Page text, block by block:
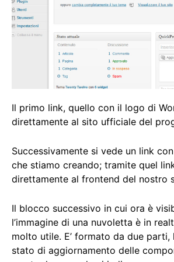
Il primo link, quello con il logo di
direttamente al sito ufficiale del
Successivamente si vede un link
che stiamo creando; tramite quel
direttamente al frontend del nostro
Il blocco successivo in cui ora è
l’immagine di una nuvoletta è in
molto utile. E’ formato da due
stato di aggiornamento delle